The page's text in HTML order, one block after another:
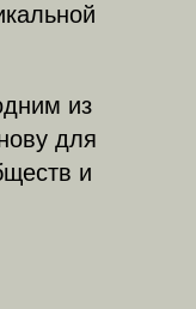
из
для
и